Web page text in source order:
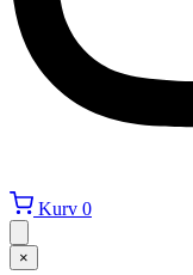
Kurv 0
×